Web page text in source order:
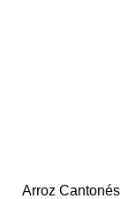
Arroz Cantonés